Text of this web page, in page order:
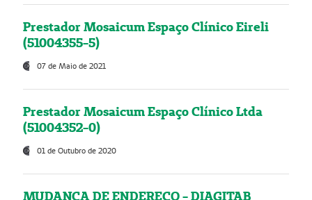
Prestador Mosaicum Espaço Clínico Eireli
(51004355-5)
07 de Maio de 2021
Prestador Mosaicum Espaço Clínico Ltda
(51004352-0)
01 de Outubro de 2020
MUDANÇA DE ENDEREÇO - DIAGITAB